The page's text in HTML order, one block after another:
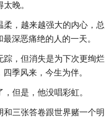
晚。
柔，越来越强大的内心，总
深恶痛绝的人的一天。
踪，但消失是为下次更绚烂
季风来，今生为伴。
但是，他没唱彩虹。
和三张答卷跟世界赌一个明